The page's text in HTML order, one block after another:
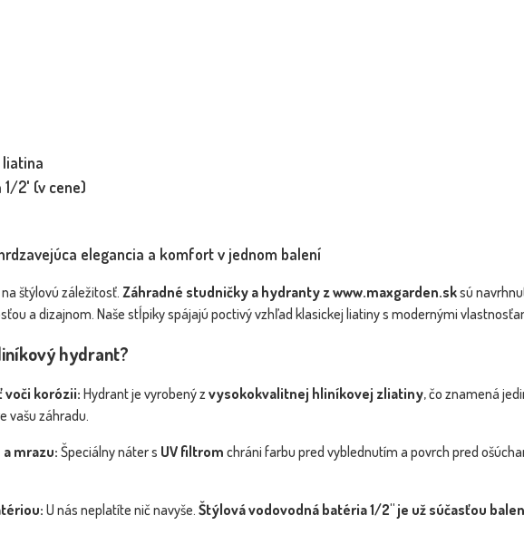
liatina
1/2' (v cene)
elegancia a komfort v jednom balení
štýlovú záležitosť. Záhradné studničky a hydranty z www.maxgarden.sksú
a dizajnom. Naše stĺpiky spájajú poctivý vzhľad klasickej liatiny s modernými
hydrant?
voči korózii: Hydrant je vyrobený z vysokokvalitnej hliníkovej zliatiny, čo znamená
vašu záhradu.
mrazu:Špeciálny náter s UV filtrom chráni farbu pred vyblednutím a povrch pred
U nás neplatíte nič navyše. Štýlová vodovodná batéria 1/2" je už súčasťou